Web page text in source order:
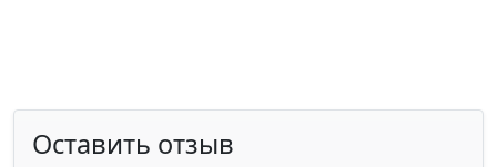
Оставить отзыв